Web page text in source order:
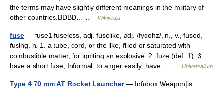
the terms may have slightly different meanings in the military of
other countries.BDBD… …
Wikipedia
fuse — fuse1 fuseless, adj. fuselike, adj. /fyoohz/, n., v., fused,
fusing. n. 1. a tube, cord, or the like, filled or saturated with
combustible matter, for igniting an explosive. 2. fuze (def. 1). 3.
have a short fuse, Informal. to anger easily; have… …
Universalium
Type 4 70 mm AT Rocket Launcher— Infobox Weapon|is